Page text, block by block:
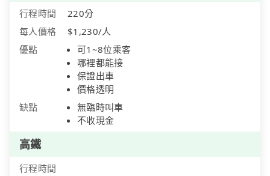
行程時間
220分
每人價格
$1,230/人
優點
可1~8位乘客
哪裡都能接
保證出車
價格透明
缺點
無臨時叫車
不收現金
高鐵
行程時間